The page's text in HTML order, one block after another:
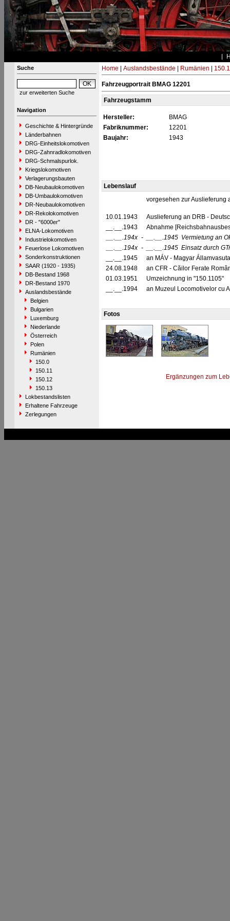
Suche
zur erweiterten Suche
Navigation
Geschichte & Hintergründe
Länderbahnen
DRG-Einheitslokomotiven
DRG-Zahnradlokomotiven
DRG-Schmalspurlok.
Kriegslokomotiven
Verlagerungsbauten
DB-Neubaulokomotiven
DB-Umbaulokomotiven
DR-Neubaulokomotiven
DR-Rekolokomotiven
DR - "6000er"
ELNA-Lokomotiven
Industrielokomotiven
Feuerlose Lokomotiven
Sonderkonstruktionen
SAAR (1920 - 1935)
DB-Bestand 1968
DR-Bestand 1970
Auslandsbestände
Belgien
Bulgarien
Luxemburg
Niederlande
Österreich
Polen
Rumänien
150.0
150.11
150.12
150.13
Lokbestandslisten
Erhaltene Fahrzeuge
Zerlegungen
Home Auslandsbestände Rumänien
Fahrzeugportrait BMAG 12201
Fahrzeugstamm
Hersteller:
BMAG
Fabriknummer:
12201
Baujahr:
1943
Lebenslauf
vorgesehen zur
10.01.1943
Auslieferung an DRB -
__.__.1943
Abnahme
__.__.194x - __.__.1945 Vermietung an
__.__.194x - __.__.1945 Einsatz durch
__.__.1945
an MÁV - Magyar
24.08.1948
an CFR - Căilor Ferate
01.03.1951
Umzeichnung in "150.1105"
__.__.1994
an Muzeul Locomotivelor cu
Fotos
Ergänzungen zum